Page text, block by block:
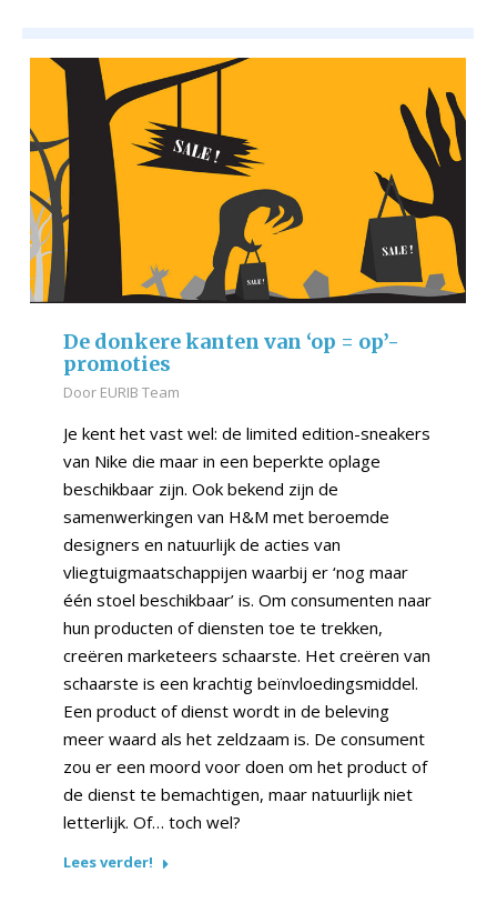
De donkere kanten van ‘op = op’-
promoties
Door EURIB Team
Je kent het vast wel: de limited edition-sneakers
van Nike die maar in een beperkte oplage
beschikbaar zijn. Ook bekend zijn de
samenwerkingen van H&M met beroemde
designers en natuurlijk de acties van
vliegtuigmaatschappijen waarbij er ‘nog maar
één stoel beschikbaar’ is. Om consumenten naar
hun producten of diensten toe te trekken,
creëren marketeers schaarste. Het creëren van
schaarste is een krachtig beïnvloedingsmiddel.
Een product of dienst wordt in de beleving
meer waard als het zeldzaam is. De consument
zou er een moord voor doen om het product of
de dienst te bemachtigen, maar natuurlijk niet
letterlijk. Of… toch wel?
Lees verder!